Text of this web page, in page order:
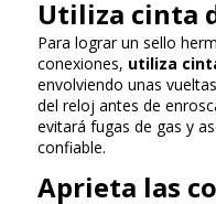
Utiliza cinta
Para lograr un sello
conexiones, utiliza
envolviendo unas
del reloj antes de
evitará fugas de gas y
confiable.
Aprieta las